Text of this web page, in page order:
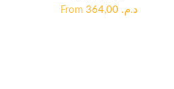
From
د.م.